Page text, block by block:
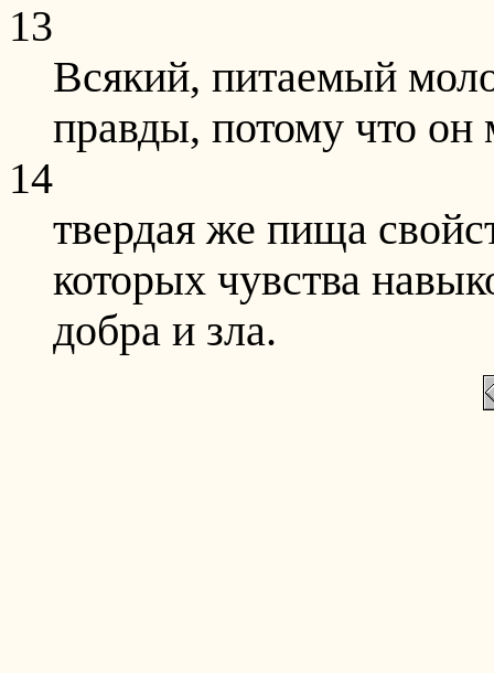
13
Всякий, питаемый
правды, потому что он
14
твердая же пища
которых чувства
добра и зла.